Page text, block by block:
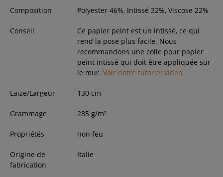
Composition Polyester 46%, Intissé 32%, Viscose 22%
Conseil
Ce papier peint est un intissé, ce qui
rend la pose plus facile. Nous
recommandons une colle pour papier
peint intissé qui doit être appliquée sur
le mur. Voir notre tutoriel video.
Laize/Largeur 130 cm
Grammage 285 g/m²
Propriétés non feu
Origine de
fabrication
Italie